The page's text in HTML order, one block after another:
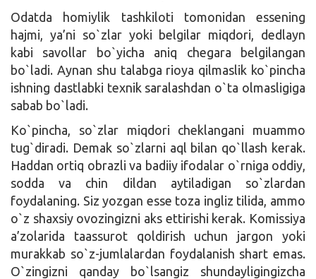
Odatda homiylik tashkiloti tomonidan essening
hajmi, ya’ni so`zlar yoki belgilar miqdori, dedlayn
kabi savollar bo`yicha aniq chegara belgilangan
bo`ladi. Aynan shu talabga rioya qilmaslik ko`pincha
ishning dastlabki texnik saralashdan o`ta olmasligiga
sabab bo`ladi.
Ko`pincha, so`zlar miqdori cheklangani muammo
tug`diradi. Demak so`zlarni aql bilan qo`llash kerak.
Haddan ortiq obrazli va badiiy ifodalar o`rniga oddiy,
sodda va chin dildan aytiladigan so`zlardan
foydalaning. Siz yozgan esse toza ingliz tilida, ammo
o`z shaxsiy ovozingizni aks ettirishi kerak. Komissiya
a’zolarida taassurot qoldirish uchun jargon yoki
murakkab so`z-jumlalardan foydalanish shart emas.
O`zingizni qanday bo`lsangiz shundayligingizcha